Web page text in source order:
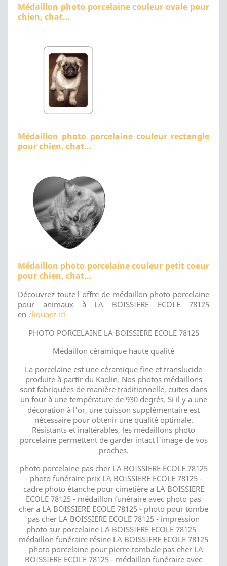
Médaillon photo porcelaine couleur ovale pour
chien, chat...
Médaillon photo porcelaine couleur rectangle
pour chien, chat...
Médaillon photo porcelaine couleur petit coeur
pour chien, chat...
Découvrez toute l'offre de médaillon photo porcelaine
pour animaux à LA BOISSIERE ECOLE 78125
en cliquant ici
PHOTO PORCELAINE LA BOISSIERE ECOLE 78125
Médaillon céramique haute qualité
La porcelaine est une céramique fine et translucide
produite à partir du Kaolin. Nos photos médaillons
sont fabriquées de manière traditionnelle, cuites dans
un four à une température de 930 degrés. Si il y a une
décoration à l'or, une cuisson supplémentaire est
nécessaire pour obtenir une qualité optimale.
Résistants et inaltérables, les médaillons photo
porcelaine permettent de garder intact l'image de vos
proches.
photo porcelaine pas cher LA BOISSIERE ECOLE 78125
- photo funéraire prix LA BOISSIERE ECOLE 78125 -
cadre photo étanche pour cimetière a LA BOISSIERE
ECOLE 78125 - médaillon funéraire avec photo pas
cher a LA BOISSIERE ECOLE 78125 - photo pour tombe
pas cher LA BOISSIERE ECOLE 78125 - impression
photo sur porcelaine LA BOISSIERE ECOLE 78125 -
médaillon funéraire résine LA BOISSIERE ECOLE 78125
- photo porcelaine pour pierre tombale pas cher LA
BOISSIERE ECOLE 78125 - médaillon funéraire avec